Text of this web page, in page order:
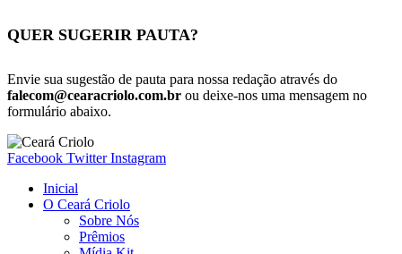
QUER SUGERIR PAUTA?
Envie sua sugestão de pauta para nossa redação através do
falecom@cearacriolo.com.br ou deixe-nos uma mensagem no
formulário abaixo.
Facebook Twitter Instagram
Inicial
O Ceará Criolo
Sobre Nós
Prêmios